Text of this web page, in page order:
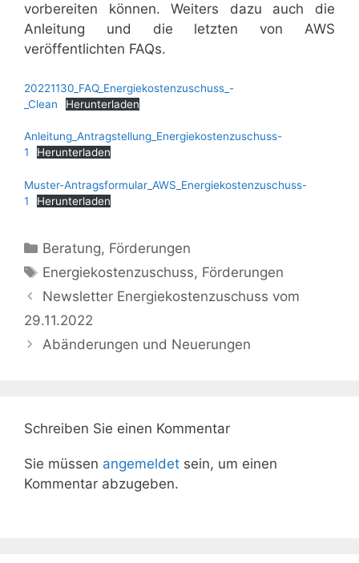
vorbereiten können. Weiters dazu auch die
Anleitung und die letzten von AWS
veröffentlichten FAQs.
20221130_FAQ_Energiekostenzuschuss_-
_Clean
Herunterladen
Anleitung_Antragstellung_Energiekostenzuschuss-
1
Herunterladen
Muster-Antragsformular_AWS_Energiekostenzuschuss-
1
Herunterladen
Kategorien
Beratung, Förderungen
Schlagwörter
Energiekostenzuschuss, Förderungen
Newsletter Energiekostenzuschuss vom
29.11.2022
Abänderungen und Neuerungen
Schreiben Sie einen Kommentar
Sie müssen angemeldet sein, um einen
Kommentar abzugeben.